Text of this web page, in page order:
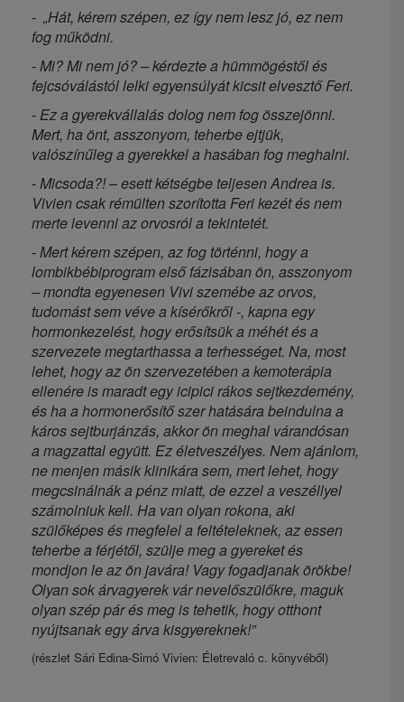
- „Hát, kérem szépen, ez így nem lesz jó, ez nem
fog működni.
- Mi? Mi nem jó? – kérdezte a hümmögéstől és
fejcsóválástól lelki egyensúlyát kicsit elvesztő Feri.
- Ez a gyerekvállalás dolog nem fog összejönni.
Mert, ha önt, asszonyom, teherbe ejtjük,
valószínűleg a gyerekkel a hasában fog meghalni.
- Micsoda?! – esett kétségbe teljesen Andrea is.
Vivien csak rémülten szorította Feri kezét és nem
merte levenni az orvosról a tekintetét.
- Mert kérem szépen, az fog történni, hogy a
lombikbébiprogram első fázisában ön, asszonyom
– mondta egyenesen Vivi szemébe az orvos,
tudomást sem véve a kísérőkről -, kapna egy
hormonkezelést, hogy erősítsük a méhét és a
szervezete megtarthassa a terhességet. Na, most
lehet, hogy az ön szervezetében a kemoterápia
ellenére is maradt egy icipici rákos sejtkezdemény,
és ha a hormonerősítő szer hatására beindulna a
káros sejtburjánzás, akkor ön meghal várandósan
a magzattal együtt. Ez életveszélyes. Nem ajánlom,
ne menjen másik klinikára sem, mert lehet, hogy
megcsinálnák a pénz miatt, de ezzel a veszéllyel
számolniuk kell. Ha van olyan rokona, aki
szülőképes és megfelel a feltételeknek, az essen
teherbe a férjétől, szülje meg a gyereket és
mondjon le az ön javára! Vagy fogadjanak örökbe!
Olyan sok árvagyerek vár nevelőszülőkre, maguk
olyan szép pár és meg is tehetik, hogy otthont
nyújtsanak egy árva kisgyereknek!”
(részlet Sári Edina-Simó Vivien: Életrevaló c. könyvéből)